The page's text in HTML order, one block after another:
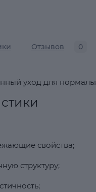
Отзывов 0
уход для
свойства;
структуру;